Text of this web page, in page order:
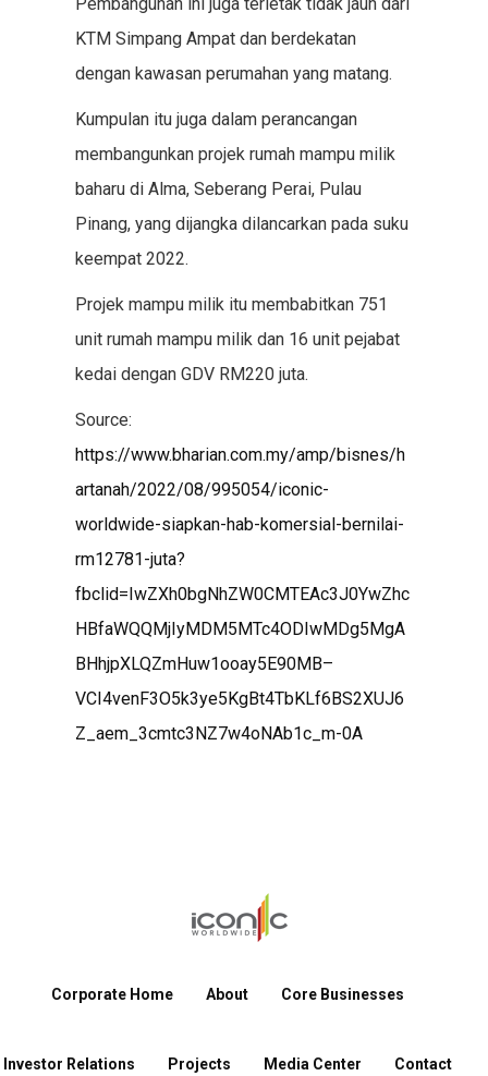
KTM Simpang Ampat dan berdekatan
dengan kawasan perumahan yang matang.
Kumpulan itu juga dalam perancangan
membangunkan projek rumah mampu milik
baharu di Alma, Seberang Perai, Pulau
Pinang, yang dijangka dilancarkan pada suku
keempat 2022.
Projek mampu milik itu membabitkan 751
unit rumah mampu milik dan 16 unit pejabat
kedai dengan GDV RM220 juta.
Source:
https://www.bharian.com.my/amp/bisnes/h
artanah/2022/08/995054/iconic-
worldwide-siapkan-hab-komersial-bernilai-
rm12781-juta?
fbclid=IwZXh0bgNhZW0CMTEAc3J0YwZhc
HBfaWQQMjIyMDM5MTc4ODIwMDg5MgA
BHhjpXLQZmHuw1ooay5E90MB–
VCI4venF3O5k3ye5KgBt4TbKLf6BS2XUJ6
Z_aem_3cmtc3NZ7w4oNAb1c_m-0A
Corporate Home About Core Businesses
Investor Relations Projects Media Center Contact